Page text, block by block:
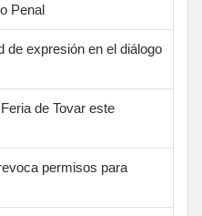
Penal
de expresión en el diálogo
de Tovar este
permisos para